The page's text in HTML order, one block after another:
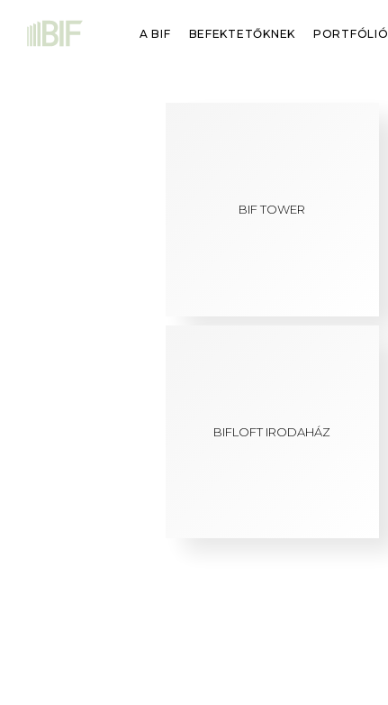
A BIF BEFEKTETŐKNEK PORTFÓLIÓ
BIF TOWER
BIFLOFT IRODAHÁZ